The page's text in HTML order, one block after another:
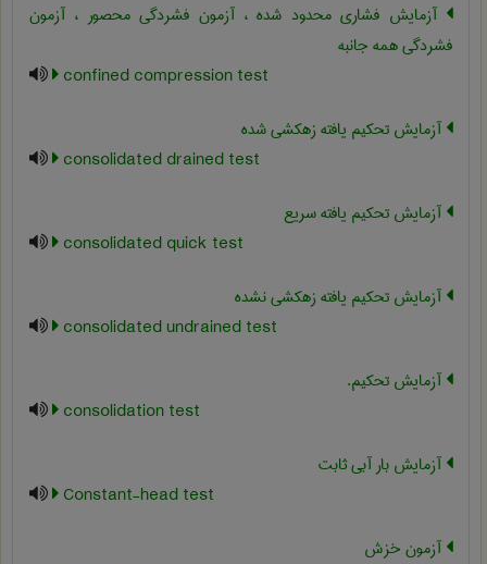
آزمایش فشاری محدود شده ، آزمون فشردگی محصور ، آزمون
فشردگی همه جانبه
confined compression test
آزمایش تحکیم یافته زهکشی شده
consolidated drained test
آزمایش تحکیم یافته سریع
consolidated quick test
آزمایش تحکیم یافته زهکشی نشده
consolidated undrained test
آزمایش تحکیم.
consolidation test
آزمایش بار آبی ثابت
Constant-head test
آزمون خزش